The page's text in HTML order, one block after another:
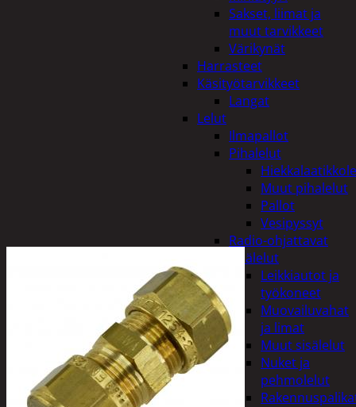
Sakset, liimat ja
muut tarvikkeet
Värikynät
Harrasteet
Käsityötarvikkeet
Langat
Lelut
Ilmapallot
Pihalelut
Muut pihalelut
Pallot
Vesipyssyt
Radio-ohjattavat
Sisälelut
Leikkiautot ja
työkoneet
Muovailuvahat
ja limat
Muut sisälelut
Nuket ja
pehmolelut